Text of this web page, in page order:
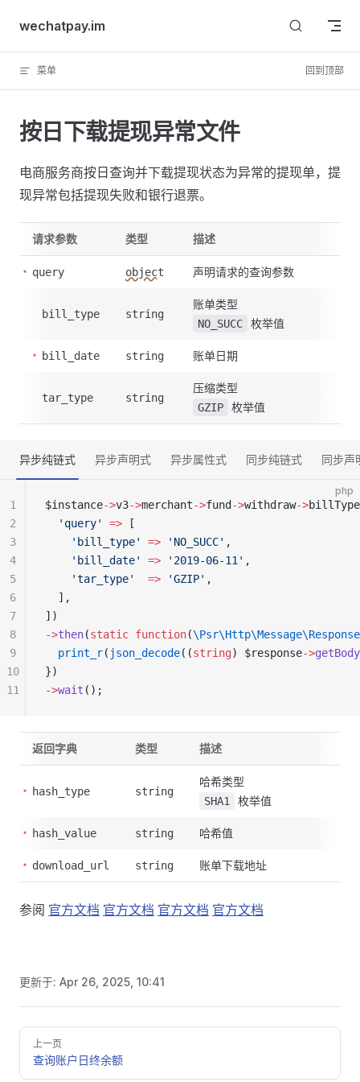
Skip to content
wechatpay.im
菜单 回到顶部
按日下载提现异常文件
电商服务商按日查询并下载提现状态为异常的提现单，提
现异常包括提现失败和银行退票。
请求参数 类型 描述
query object 声明请求的查询参数
bill_type string
账单类型
NO_SUCC 枚举值
bill_date string 账单日期
tar_type string
压缩类型
GZIP 枚举值
异步纯链式 异步声明式 异步属性式 同步纯链式 同步声
php
$instance->v3->merchant->fund ->withdraw->billType
  'query'
=> [
    'bill_type'
=> 'NO_SUCC' ,
    'bill_date'
=> '2019-06-11' ,
    'tar_type'
  =>
'GZIP' ,
  ],
])
->then(static function(
  print_r
( json_decode((string) $response->getBody
})
->wait ();
1
2
3
4
5
6
7
8
9
10
11
返回字典 类型 描述
hash_type string
哈希类型
SHA1 枚举值
hash_value string 哈希值
download_url string 账单下载地址
参阅 官方文档 官方文档 官方文档 官方文档
更新于: Apr 26, 2025, 10:41
Pager
上一页
查询账户日终余额